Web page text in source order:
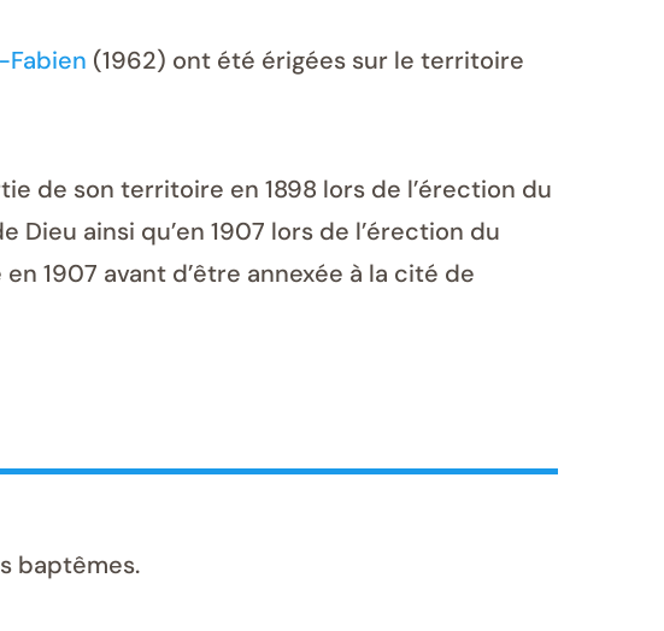
Fabien (1962) ont été érigées sur le territoire
de son territoire en 1898 lors de l’érection du
ainsi qu’en 1907 lors de l’érection du
1907 avant d’être annexée à la cité de
baptêmes.